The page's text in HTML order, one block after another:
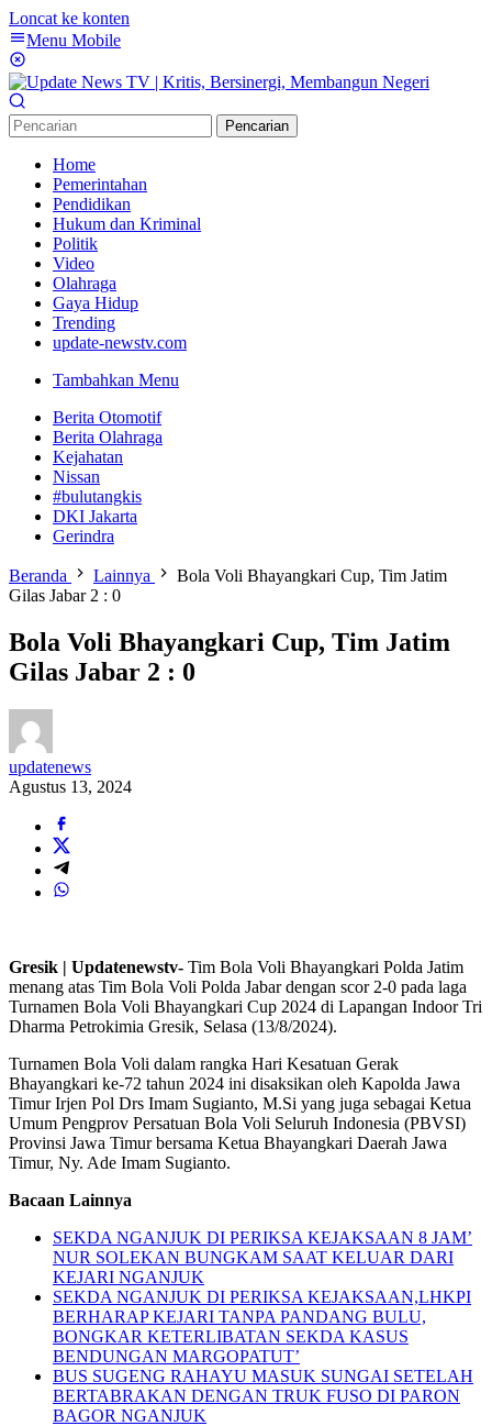
Loncat ke konten
Menu Mobile
Pencarian
Home
Pemerintahan
Pendidikan
Hukum dan Kriminal
Politik
Video
Olahraga
Gaya Hidup
Trending
update-newstv.com
Tambahkan Menu
Berita Otomotif
Berita Olahraga
Kejahatan
Nissan
#bulutangkis
DKI Jakarta
Gerindra
Beranda Lainnya
Bola Voli Bhayangkari Cup, Tim Jatim
Gilas Jabar 2 : 0
Bola Voli Bhayangkari Cup, Tim Jatim
Gilas Jabar 2 : 0
updatenews
Agustus 13, 2024
Gresik | Updatenewstv- Tim Bola Voli Bhayangkari Polda Jatim
menang atas Tim Bola Voli Polda Jabar dengan scor 2-0 pada laga
Turnamen Bola Voli Bhayangkari Cup 2024 di Lapangan Indoor Tri
Dharma Petrokimia Gresik, Selasa (13/8/2024).
Turnamen Bola Voli dalam rangka Hari Kesatuan Gerak
Bhayangkari ke-72 tahun 2024 ini disaksikan oleh Kapolda Jawa
Timur Irjen Pol Drs Imam Sugianto, M.Si yang juga sebagai Ketua
Umum Pengprov Persatuan Bola Voli Seluruh Indonesia (PBVSI)
Provinsi Jawa Timur bersama Ketua Bhayangkari Daerah Jawa
Timur, Ny. Ade Imam Sugianto.
Bacaan Lainnya
SEKDA NGANJUK DI PERIKSA KEJAKSAAN 8 JAM’
NUR SOLEKAN BUNGKAM SAAT KELUAR DARI
KEJARI NGANJUK
SEKDA NGANJUK DI PERIKSA KEJAKSAAN,LHKPI
BERHARAP KEJARI TANPA PANDANG BULU,
BONGKAR KETERLIBATAN SEKDA KASUS
BENDUNGAN MARGOPATUT’
BUS SUGENG RAHAYU MASUK SUNGAI SETELAH
BERTABRAKAN DENGAN TRUK FUSO DI PARON
BAGOR NGANJUK